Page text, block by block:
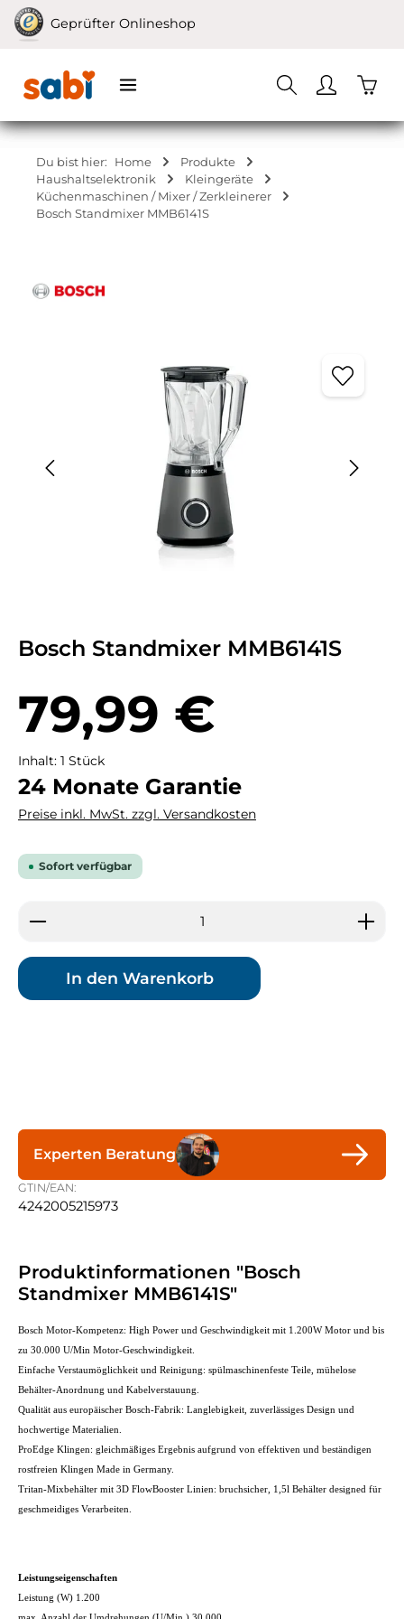
Zum Hauptinhalt springen
Geprüfter Onlineshop
Du bist hier: Home
Produkte
Haushaltselektronik
Kleingeräte
Küchenmaschinen / Mixer / Zerkleinerer
Bosch Standmixer MMB6141S
Bosch Standmixer MMB6141S
79,99 €
Inhalt: 1 Stück
24 Monate Garantie
Preise inkl. MwSt. zzgl. Versandkosten
Sofort verfügbar
Produkt Anzahl: Gib den gewünschten Wert
In den Warenkorb
Experten Beratung
GTIN/EAN:
4242005215973
Produktinformationen "Bosch
Standmixer MMB6141S"
Bosch Motor-Kompetenz: High Power und Geschwindigkeit mit 1.200W Motor und bis
zu 30.000 U/Min Motor-Geschwindigkeit.
Einfache Verstaumöglichkeit und Reinigung: spülmaschinenfeste Teile, mühelose
Behälter-Anordnung und Kabelverstauung.
Qualität aus europäischer Bosch-Fabrik: Langlebigkeit, zuverlässiges Design und
hochwertige Materialien.
ProEdge Klingen: gleichmäßiges Ergebnis aufgrund von effektiven und beständigen
rostfreien Klingen Made in Germany.
Tritan-Mixbehälter mit 3D FlowBooster Linien: bruchsicher, 1,5l Behälter designed für
geschmeidiges Verarbeiten.
Leistungseigenschaften
Leistung (W) 1.200